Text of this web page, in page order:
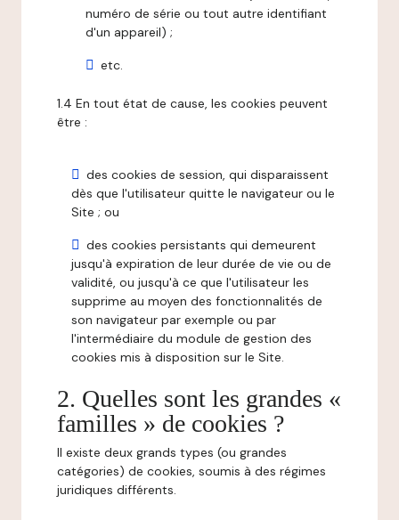
numéro de série ou tout autre identifiant
d'un appareil) ;
etc.
1.4 En tout état de cause, les cookies peuvent
être :
des cookies de session, qui disparaissent
dès que l'utilisateur quitte le navigateur ou le
Site ; ou
des cookies persistants qui demeurent
jusqu'à expiration de leur durée de vie ou de
validité, ou jusqu'à ce que l'utilisateur les
supprime au moyen des fonctionnalités de
son navigateur par exemple ou par
l'intermédiaire du module de gestion des
cookies mis à disposition sur le Site.
2. Quelles sont les grandes «
familles » de cookies ?
Il existe deux grands types (ou grandes
catégories) de cookies, soumis à des régimes
juridiques différents.